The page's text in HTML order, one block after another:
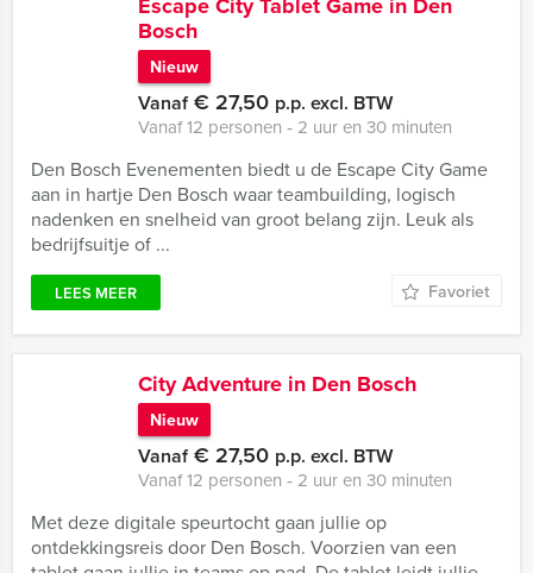
Bosch
Nieuw
Vanaf€ 27,50 p.p. excl. BTW
Vanaf 12 personen ‐ 2 uur en 30 minuten
Den Bosch Evenementen biedt u de Escape City Game
aan in hartje Den Bosch waar teambuilding, logisch
nadenken en snelheid van groot belang zijn. Leuk als
bedrijfsuitje of ...
LEES MEER Favoriet
City Adventure in Den Bosch
Nieuw
Vanaf€ 27,50 p.p. excl. BTW
Vanaf 12 personen ‐ 2 uur en 30 minuten
Met deze digitale speurtocht gaan jullie op
ontdekkingsreis door Den Bosch. Voorzien van een